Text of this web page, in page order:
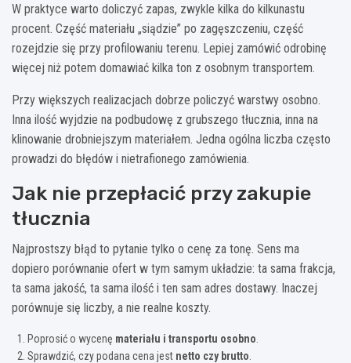
W praktyce warto doliczyć zapas, zwykle kilka do kilkunastu
procent. Część materiału „siądzie” po zagęszczeniu, część
rozejdzie się przy profilowaniu terenu. Lepiej zamówić odrobinę
więcej niż potem domawiać kilka ton z osobnym transportem.
Przy większych realizacjach dobrze policzyć warstwy osobno.
Inna ilość wyjdzie na podbudowę z grubszego tłucznia, inna na
klinowanie drobniejszym materiałem. Jedna ogólna liczba często
prowadzi do błędów i nietrafionego zamówienia.
Jak nie przepłacić przy zakupie
tłucznia
Najprostszy błąd to pytanie tylko o cenę za tonę. Sens ma
dopiero porównanie ofert w tym samym układzie: ta sama frakcja,
ta sama jakość, ta sama ilość i ten sam adres dostawy. Inaczej
porównuje się liczby, a nie realne koszty.
Poprosić o wycenę materiału i transportu osobno
Sprawdzić, czy podana cena jest netto czy brutto